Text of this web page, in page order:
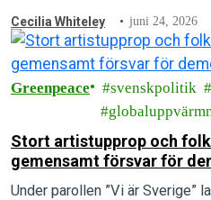
Cecilia Whiteley juni 24, 2026
Greenpeace svenskpolitik
Stort artistupprop och
gemensamt försvar för
Under parollen ”Vi är Sverige”